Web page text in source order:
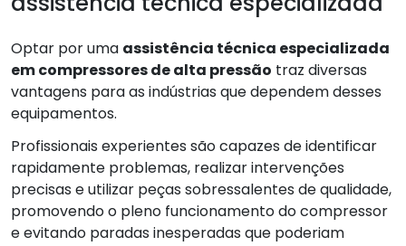
Optar por uma assistência técnica especializada
em compressores de alta pressão traz diversas
vantagens para as indústrias que dependem desses
equipamentos.
Profissionais experientes são capazes de identificar
rapidamente problemas, realizar intervenções
precisas e utilizar peças sobressalentes de qualidade,
promovendo o pleno funcionamento do compressor
e evitando paradas inesperadas que poderiam